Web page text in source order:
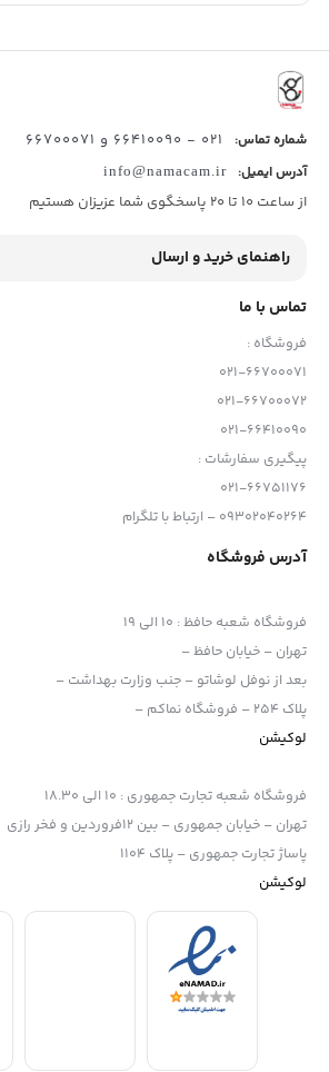
سنسور 26 مگاپیکسلی
پردازشگر تصویر
UHD 4K 120p / FHD 240p / 10-Bit 4:2:2
عکسبرداری تا 11 فریم در ثانیه، ISO 100-32000
محور
فوکوس خودکار ردیابی بی‌درنگ برای عکس‌ها و
S-Gamut3 S-Cinetone،User LUTs
صفحه نمایش لمسی LCD 3 اینچی 1.03 متری با زاویه متغیر
شماره تماس: 021 - 66410090 و 66700071
آدرس ایمیل: info@namacam.ir
از ساعت 10 تا 20 پاسخگوی شما عزیزان هستیم
راهنمای خرید و ارسال
تماس با ما
فروشگاه :
021-66700071
021-66700072
021-66410090
پیگیری سفارشات :
021-66751176
09302040264 – ارتباط با تلگرام
آدرس فروشگاه
فروشگاه شعبه حافظ: 10 الی 19
تهران – خیابان حافظ –
بعد از نوفل لوشاتو – جنب وزارت بهداشت –
پلاک 254 – فروشگاه نماکم –
لوکیشن
فروشگاه شعبه تجارت جمهوری : 10 الی 18.30
تهران – خیابان جمهوری – بین 12فروردین و فخر رازی
پاساژ تجارت جمهوری – پلاک 1104
لوکیشن